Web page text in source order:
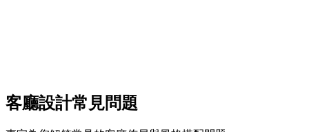
嘗試材質混搭
客廳設計常見問題